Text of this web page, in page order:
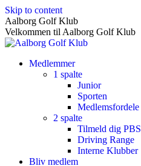
Skip to content
Aalborg Golf Klub
Velkommen til Aalborg Golf Klub
Medlemmer
1 spalte
Junior
Sporten
Medlemsfordele
2 spalte
Tilmeld dig PBS
Driving Range
Interne Klubber
Bliv medlem